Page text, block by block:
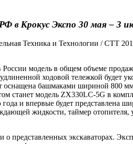
в Крокус Экспо 30 мая – 3
Техника и Технологии / СТТ
России модель в общем объеме
ходовой тележкой будет
башмаками шириной 800
станет модель ZX330LC-5G в
и впервые будет представлена
жидкости, таймер отопителя,
экскаваторах.